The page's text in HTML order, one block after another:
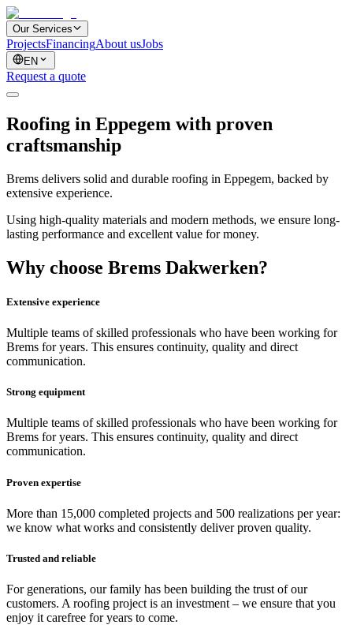
Our Services
ProjectsFinancingAbout usJobs
EN
Request a quote
Roofing in Eppegem with proven
craftsmanship
Brems delivers solid and durable roofing in Eppegem, backed by
extensive experience.
Using high-quality materials and modern methods, we ensure long-
lasting performance and excellent value for money.
Why choose Brems Dakwerken?
Extensive experience
Multiple teams of skilled professionals who have been working for
Brems for years. This ensures continuity, quality and direct
communication.
Strong equipment
Multiple teams of skilled professionals who have been working for
Brems for years. This ensures continuity, quality and direct
communication.
Proven expertise
More than 15,000 completed projects and 500 realizations per year:
we know what works and consistently deliver proven quality.
Trusted and reliable
For generations, our family has been building the trust of our
customers. A roofing project is an investment – we ensure that you
enjoy it carefree for years to come.